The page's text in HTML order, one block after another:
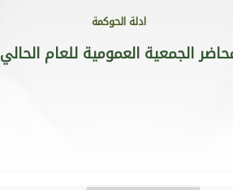
ادلة الحوكمة
الجمعية العمومية للعام الحالي